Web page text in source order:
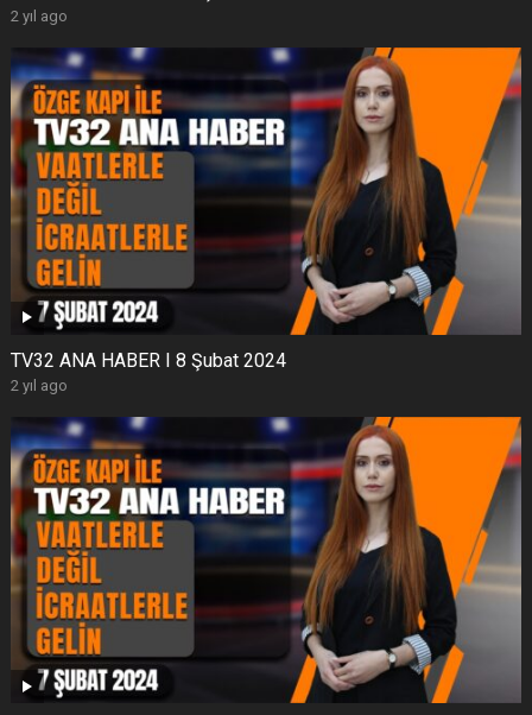
2 yıl ago
TV32 ANA HABER I 8 Şubat 2024
2 yıl ago